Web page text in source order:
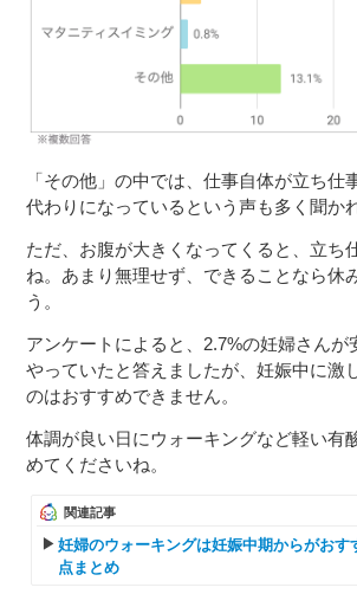
「その他」の中では、仕事自体が立ち仕
代わりになっているという声も多く聞か
ただ、お腹が大きくなってくると、立ち
ね。あまり無理せず、できることなら休
う。
アンケートによると、2.7%の妊婦さんが
やっていたと答えましたが、妊娠中に激
のはおすすめできません。
体調が良い日にウォーキングなど軽い有
めてくださいね。
関連記事
妊婦のウォーキングは妊娠中期からがおす
点まとめ